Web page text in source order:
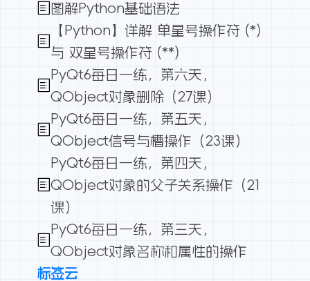
图解Python基础语法
【Python】详解 单星号操作符 (*)
与 双星号操作符 (**)
PyQt6每日一练，第六天，
QObject对象删除（27课）
PyQt6每日一练，第五天，
QObject信号与槽操作（23课）
PyQt6每日一练，第四天，
QObject对象的父子关系操作（21
课）
PyQt6每日一练，第三天，
QObject对象名称和属性的操作
标签云